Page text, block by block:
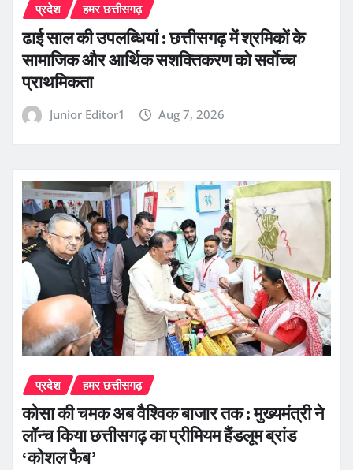
प्रदेश हमर छत्तीसगढ़
ढाई साल की उपलब्धियां : छत्तीसगढ़ में श्रमिकों के
सामाजिक और आर्थिक सशक्तिकरण को सर्वाेच्च
प्राथमिकता
Junior Editor1 Aug 7, 2026
प्रदेश हमर छत्तीसगढ़
कोसा की चमक अब वैश्विक बाजार तक : मुख्यमंत्री ने
लॉन्च किया छत्तीसगढ़ का प्रीमियम हैंडलूम ब्रांड
‘कोशल फैब’